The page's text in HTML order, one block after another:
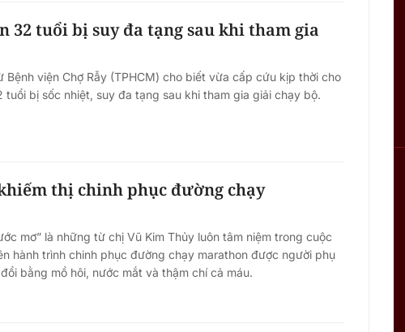
32 tuổi bị suy đa tạng sau khi tham gia
Bệnh viện Chợ Rẫy (TPHCM) cho biết vừa cấp cứu kịp thời cho
tuổi bị sốc nhiệt, suy đa tạng sau khi tham gia giải chạy bộ.
thị chinh phục đường chạy
mơ” là những từ chị Vũ Kim Thủy luôn tâm niệm trong cuộc
hành trình chinh phục đường chạy marathon được người phụ
bằng mồ hôi, nước mắt và thậm chí cả máu.